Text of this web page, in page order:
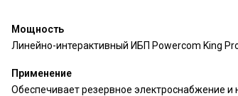
Мощность
Линейно-интерактивный ИБП Powercom King
Применение
Обеспечивает резервное электроснабжение